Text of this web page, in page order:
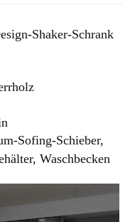
Shaker-Schrank
Sofing-Schieber,
Waschbecken